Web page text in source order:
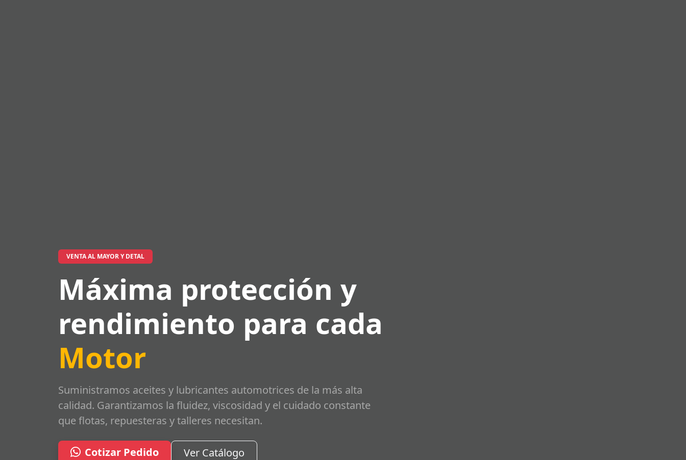
VENTA AL MAYOR Y DETAL
Máxima protección y
rendimiento para cada
Motor
Suministramos aceites y lubricantes automotrices de la más alta
calidad. Garantizamos la fluidez, viscosidad y el cuidado constante
que flotas, repuesteras y talleres necesitan.
Cotizar Pedido Ver Catálogo